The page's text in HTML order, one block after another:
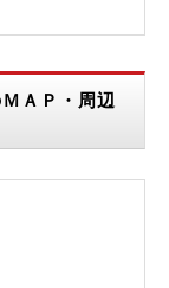
ＡＰ・周辺